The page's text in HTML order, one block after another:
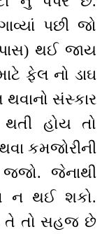
પછી જો
થઈ જાય
ફેલ નો ડાઘ
સંસ્કાર
હોય તો
કમજોરીની
જેનાથી
ન થઈ શકો.
તે તો સહજ છે